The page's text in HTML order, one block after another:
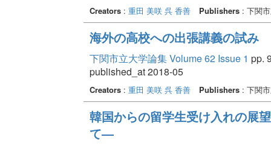
Creators: 重田 美咲 呉 香善 Publishers: 下関市
海外の高校への出張講義の試み
下関市立大学論集 Volume 62 Issue 1 pp.
published_at 2018-05
Creators: 重田 美咲 呉 香善 Publishers: 下関市
韓国からの留学生受け入れの展
て―